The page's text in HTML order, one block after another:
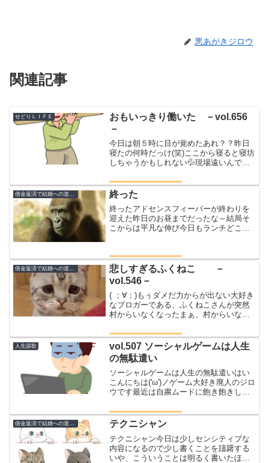
悪あがきジロウ
関連記事
せどりＬＩＦＥ
おもいっきり働いた －vol.656
－
今日は朝５時に目が覚めたあれ？？昨日
寝たの何時だっけ(笑)ここから寝ると寝坊
しちゃうかもしれない💦現場遠いんです
ゃいました現場には７時に到着ちょっと
仮眠をとり遅刻ギリギリで現場入りです
(笑)さぁ、今日もお...
終った
終ったアドセンスフィーバーが終わりを
迎えた昨日のお昼までだったな～結局そ
こからは平凡な伸び今日もランチどころ
円稼ぎたいわ話しは変わるけどマサ大丈
夫かな？？ブログみたとき...
悲しすぎるふくねこ －
vol.546－
( ；∀；)もぅダメだ力からが出ない大好き
なブロガーである、ふくねこさんが突然
村からいなくなったまぁ、村からいなく
てしまったのだ他の３流ブロガーが消え
たところで正直どうでもいいのだがふく
ねこさんは違うジロ...
人生謳歌
vol.507 ソーシャルゲームは人生
の無駄遣い
ソーシャルゲームは人生の無駄遣いはい
こんにちは('ω')ノゲーム大好き廃人のジロ
ウです最近は自粛ムードに飽き飽きして
ドすることも多くなっているこの頃ジロ
ウさん、昔はパズドラとかによく課金と
かしていましたハ...
借金返済で結婚への道のり テクニシャン
テクニシャン今日は少しセンシティブな
内容になるので少し書くことを躊躇する
いや、こういうことは明るく書いたほう